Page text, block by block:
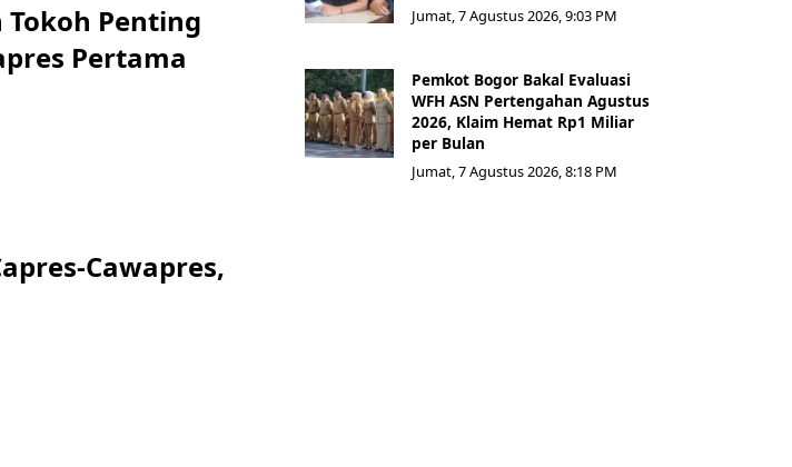
Penting
Pertama
Cawapres,
Jumat, 7 Agustus 2026, 9:03 PM
Pemkot Bogor Bakal Evaluasi
WFH ASN Pertengahan Agustus
2026, Klaim Hemat Rp1 Miliar
per Bulan
Jumat, 7 Agustus 2026, 8:18 PM